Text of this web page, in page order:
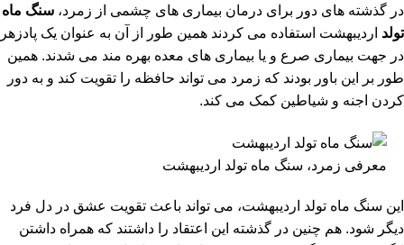
در گذشته های دور برای درمان بیماری های چشمی از زمرد، سنگ ماه
تولد اردیبهشت استفاده می کردند همین طور از آن به عنوان یک پادزهر
در جهت بیماری صرع و یا بیماری های معده بهره مند می شدند. همین
طور بر این باور بودند که زمرد می تواند حافظه را تقویت کند و به دور
کردن اجنه و شیاطین کمک می کند.
معرفی زمرد، سنگ ماه تولد اردیبهشت
این سنگ ماه تولد اردیبهشت، می تواند باعث تقویت عشق در دل فرد
دیگر شود. هم چنین در گذشته این اعتقاد را داشتند که همراه داشتن